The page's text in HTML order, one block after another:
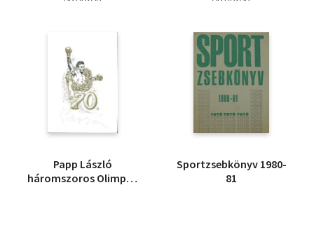
Papp László
háromszoros Olimpiai
Sportzsebkönyv 1980-
81